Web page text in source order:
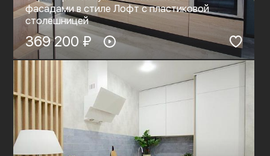
фасадами в стиле Лофт с пластиковой
столешницей
369 200 ₽